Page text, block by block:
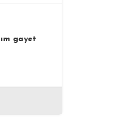
gayet